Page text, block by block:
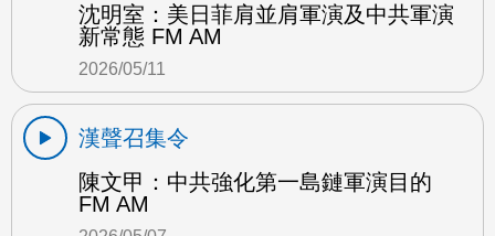
沈明室：美日菲肩並肩軍演及中共軍演
新常態 FM AM
2026/05/11
漢聲召集令
陳文甲：中共強化第一島鏈軍演目的
FM AM